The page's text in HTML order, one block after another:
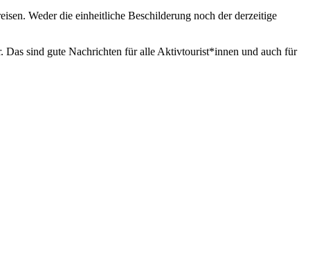
Weder die einheitliche Beschilderung noch der derzeitige
Das sind gute Nachrichten für alle Aktivtourist*innen und auch für